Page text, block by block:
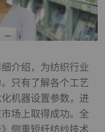
介绍，为纺织行业
只有了解各个工艺
机器设置参数，进
场上取得成功。全
侧重短纤纺纱技术